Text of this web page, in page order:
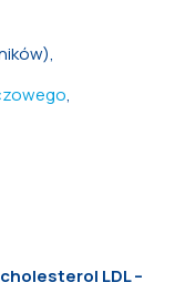
,
LDL –